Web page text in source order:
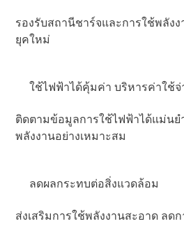
รองรับสถานีชาร์จและการใช้พลัง
ยุคใหม่
ใช้ไฟฟ้าได้คุ้มค่า บริหารค่าใช้จ่
ติดตามข้อมูลการใช้ไฟฟ้าได้แม่นย
พลังงานอย่างเหมาะสม
ลดผลกระทบต่อสิ่งแวดล้อม
ส่งเสริมการใช้พลังงานสะอาด ลด